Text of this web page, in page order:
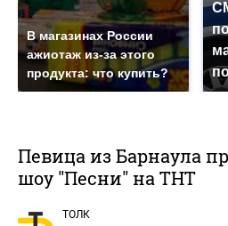
В магазинах России
ажиотаж из-за этого
продукта: что купить?
Певица из Барнаула
шоу "Песни" на ТНТ
ТОЛК